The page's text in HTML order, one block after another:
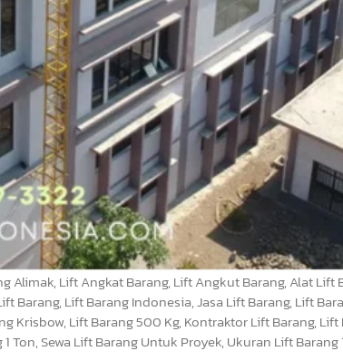
Alimak, Lift Angkat Barang, Lift Angkut Barang, Alat Lift
Barang, Lift Barang Indonesia, Jasa Lift Barang, Lift
Krisbow, Lift Barang 500 Kg, Kontraktor Lift Barang, Lift
Sewa Lift Barang Untuk Proyek, Ukuran Lift Barang